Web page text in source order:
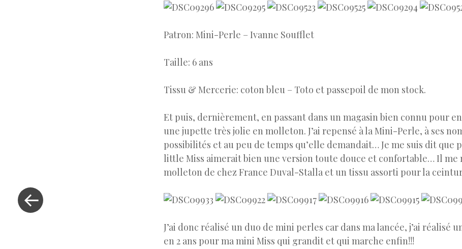
Patron: Mini-Perle – Ivanne Soufflet
Taille: 6 ans
Tissu & Mercerie: coton bleu – Toto et passepoil de mon stock.
Et puis, dernièrement, en passant dans un magasin bien connu pour
une jupette très jolie en molleton. J’ai repensé à la Mini-Perle, à ses
possibilités et au peu de temps qu’elle demandait… Je me suis dit que
little Miss aimerait bien une version toute douce et confortable… Il me
molleton de chez France Duval-Stalla et un tissu assorti pour la
J’ai donc réalisé un duo de mini perles car dans ma lancée, j’ai réalisé
en 2 ans pour ma mini Miss qui grandit et qui marche enfin!!!